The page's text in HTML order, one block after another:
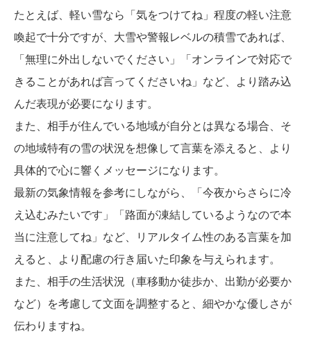
たとえば、軽い雪なら「気をつけてね」程度の軽い注意
喚起で十分ですが、大雪や警報レベルの積雪であれば、
「無理に外出しないでください」「オンラインで対応で
きることがあれば言ってくださいね」など、より踏み込
んだ表現が必要になります。
また、相手が住んでいる地域が自分とは異なる場合、そ
の地域特有の雪の状況を想像して言葉を添えると、より
具体的で心に響くメッセージになります。
最新の気象情報を参考にしながら、「今夜からさらに冷
え込むみたいです」「路面が凍結しているようなので本
当に注意してね」など、リアルタイム性のある言葉を加
えると、より配慮の行き届いた印象を与えられます。
また、相手の生活状況（車移動か徒歩か、出勤が必要か
など）を考慮して文面を調整すると、細やかな優しさが
伝わりますね。